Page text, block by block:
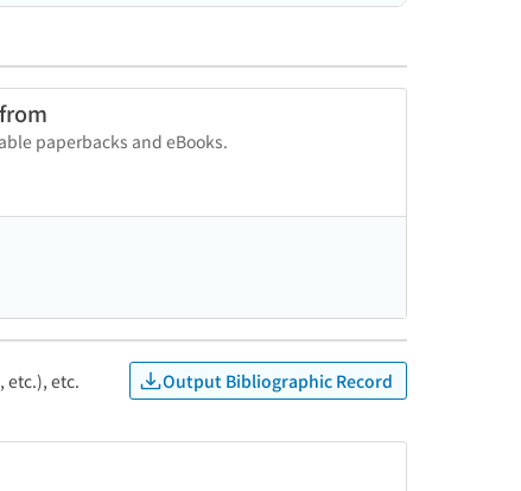
paperbacks and eBooks.
etc.), etc. Output Bibliographic Record